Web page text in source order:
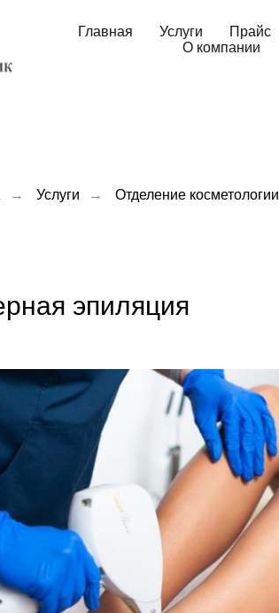
Главная Услуги Прайс
О компании
→ Услуги → Отделение косметологии
эпиляция